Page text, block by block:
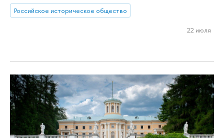
Российское историческое общество
22 июля